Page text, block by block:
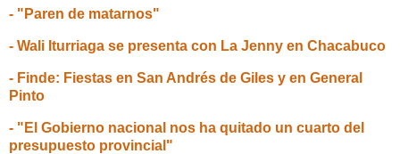
- "Paren de matarnos"
- Wali Iturriaga se presenta con La Jenny en Chacabuco
- Finde: Fiestas en San Andrés de Giles y en General
Pinto
- "El Gobierno nacional nos ha quitado un cuarto del
presupuesto provincial"